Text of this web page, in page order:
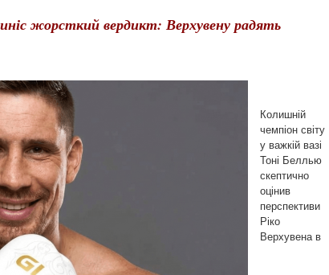
жорсткий вердикт: Верхувену радять
Колишній
чемпіон світу
у важкій вазі
Тоні Беллью
скептично
оцінив
перспективи
Ріко
Верхувена в